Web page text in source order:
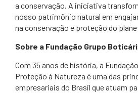
a conservação. A iniciativa
nosso patrimônio natural em
na conservação e proteção do
Sobre a Fundação Grupo
Com 35 anos de história, a
Proteção à Natureza é uma das
empresariais do Brasil que atuam